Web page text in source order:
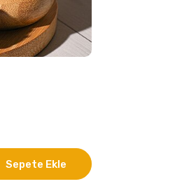
Sepete Ekle